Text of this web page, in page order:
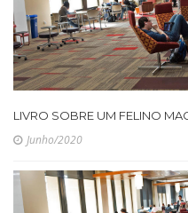
LIVRO SOBRE UM FELINO
Junho/2020